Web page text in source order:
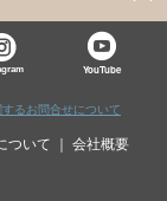
YouTube
るお問合せについて
ついて 会社概要